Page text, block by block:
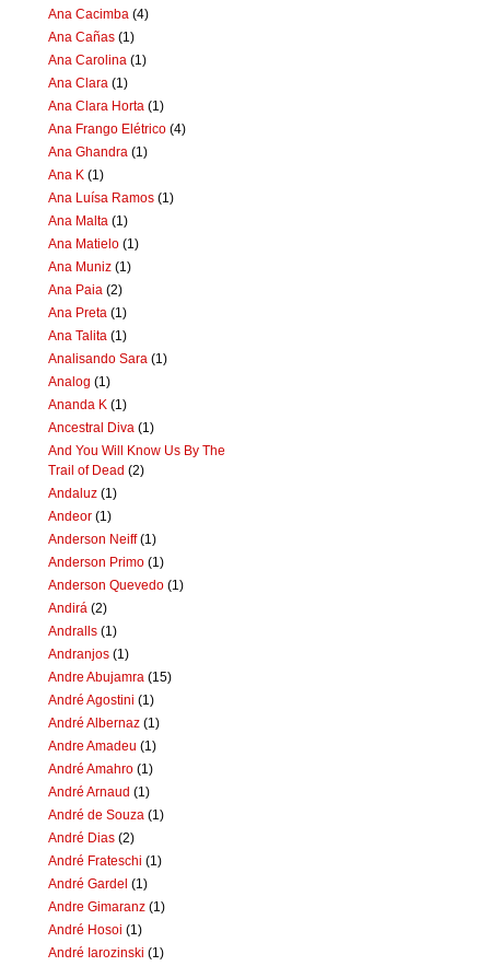
Ana Cacimba (4)
Ana Cañas (1)
Ana Carolina (1)
Ana Clara (1)
Ana Clara Horta (1)
Ana Frango Elétrico (4)
Ana Ghandra (1)
Ana K (1)
Ana Luísa Ramos (1)
Ana Malta (1)
Ana Matielo (1)
Ana Muniz (1)
Ana Paia (2)
Ana Preta (1)
Ana Talita (1)
Analisando Sara (1)
Analog (1)
Ananda K (1)
Ancestral Diva (1)
And You Will Know Us By The
Trail of Dead (2)
Andaluz (1)
Andeor (1)
Anderson Neiff (1)
Anderson Primo (1)
Anderson Quevedo (1)
Andirá (2)
Andralls (1)
Andranjos (1)
Andre Abujamra (15)
André Agostini (1)
André Albernaz (1)
Andre Amadeu (1)
André Amahro (1)
André Arnaud (1)
André de Souza (1)
André Dias (2)
André Frateschi (1)
André Gardel (1)
Andre Gimaranz (1)
André Hosoi (1)
André Iarozinski (1)